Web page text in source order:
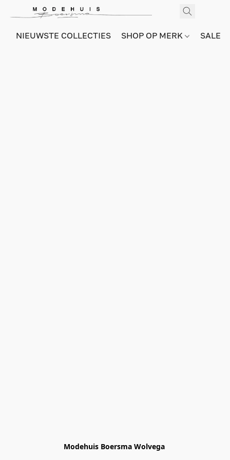
NIEUWSTE COLLECTIES SHOP OP MERK SALE
Modehuis Boersma Wolvega